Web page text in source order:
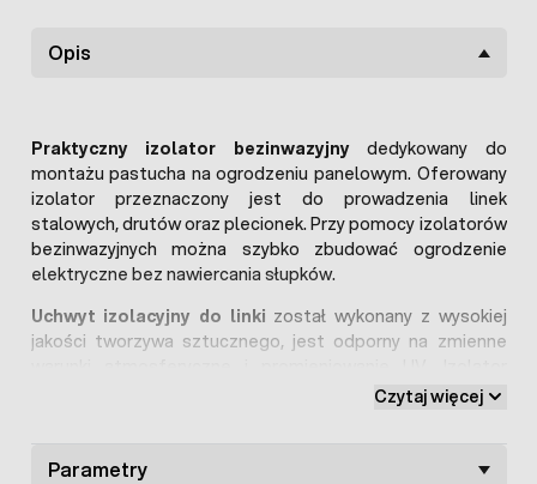
Opis
Praktyczny izolator bezinwazyjnydedykowany do
montażu pastucha na ogrodzeniu panelowym. Oferowany
izolator przeznaczony jest do prowadzenia linek
stalowych, drutów oraz plecionek. Przy pomocy izolatorów
bezinwazyjnych można szybko zbudować ogrodzenie
elektryczne bez nawiercania słupków.
Uchwyt izolacyjny do linki został wykonany z wysokiej
jakości tworzywa sztucznego, jest odporny na zmienne
bezinwazyjny przeznaczony jest do montażu na słupkach
Czytaj więcej
Parametry